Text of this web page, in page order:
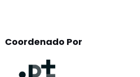
Coordenado Por